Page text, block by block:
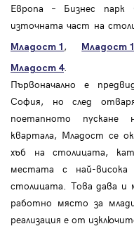
Европа – Бизнес
източната част на
Младост 1, Младост
Младост 4.
Първоначално е
София, но след
поетапното
квартала, Младост се
хъб на столицата,
местата с най-
столицата. Това дава и
работно място за
реализация е от